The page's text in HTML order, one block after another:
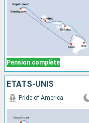
Pension complète
ÉTATS-UNIS
Pride of America